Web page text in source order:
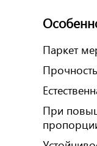
Паркет
При